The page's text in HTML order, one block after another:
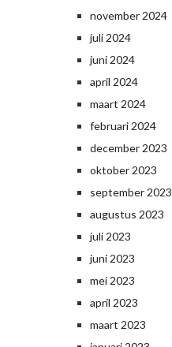
november 2024
juli 2024
juni 2024
april 2024
maart 2024
februari 2024
december 2023
oktober 2023
september 2023
augustus 2023
juli 2023
juni 2023
mei 2023
april 2023
maart 2023